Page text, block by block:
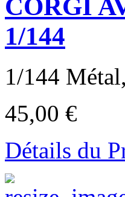
CORGI
1/144
1/144
45,00 €
Détails du